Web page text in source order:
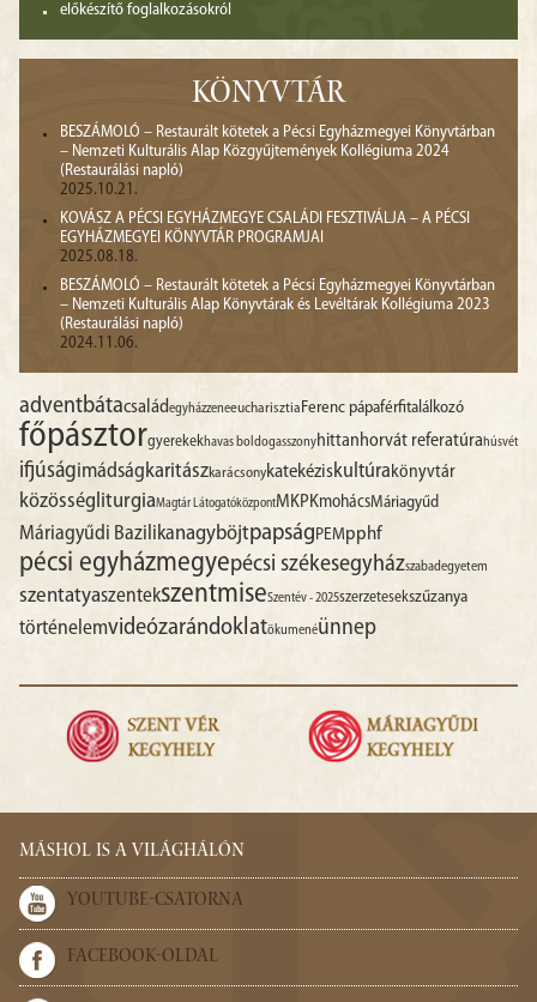
előkészítő foglalkozásokról
KÖNYVTÁR
BESZÁMOLÓ – Restaurált kötetek a Pécsi Egyházmegyei Könyvtárban
– Nemzeti Kulturális Alap Közgyűjtemények Kollégiuma 2024
(Restaurálási napló)
2025.10.21.
KOVÁSZ A PÉCSI EGYHÁZMEGYE CSALÁDI FESZTIVÁLJA – A PÉCSI
EGYHÁZMEGYEI KÖNYVTÁR PROGRAMJAI
2025.08.18.
BESZÁMOLÓ – Restaurált kötetek a Pécsi Egyházmegyei Könyvtárban
– Nemzeti Kulturális Alap Könyvtárak és Levéltárak Kollégiuma 2023
(Restaurálási napló)
2024.11.06.
adventbátacsaládegyházzeneeucharisztiaFerenc pápaférfitalálkozó
főpásztorgyerekekhavas boldogasszonyhittanhorvát referatúrahúsvét
ifjúságimádságkaritászkarácsonykatekéziskultúrakönyvtár
közösségliturgiaMagtár LátogatóközpontMKPKmohácsMáriagyűd
Máriagyűdi BazilikanagyböjtpapságPEMpphf
pécsi egyházmegyepécsi székesegyházszabadegyetem
szentatyaszentekszentmiseSzentév - 2025szerzetesekszűzanya
történelemvideózarándoklatökumenéünnep
MÁSHOL IS A VILÁGHÁLÓN
YOUTUBE-CSATORNA
FACEBOOK-OLDAL